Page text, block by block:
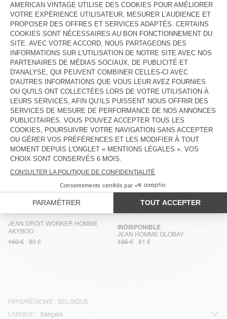
JEAN DROIT HOMME JOYBIRD
125 €
75 €
JEAN DROIT HOMME JOYBIRD
100 €
40 €
JEAN CARROT HOMME IVAGOOD
100 €
50 €
JEAN DROIT HOMME JOYBIRD
125 €
52,50 €
JEAN HOMME ASTURY
115 €
41,40 €
JEAN HOMME TINEBOROW
115 €
40,25 €
SALOPETTE HOMME SNOPDOG -
20 YEARS
225 €
135 €
JEAN CARROT HOMME JOYBIRD
110 € 66 €
JEAN WORKER HOMME YOPDAY
130 €
78 €
JEAN DROIT HOMME YOPDAY
100 €
JEAN DROIT HOMME YOPDAY
66 €
JEAN BIG CARROT HOMME
KATSFACTION
62,50 €
JEAN DROIT WORKER HOMME
AKYBOO
160 €
80 €
JEAN HOMME GLOBAY
INDISPONIBLE
135 € 81 €
PAYS/RÉGIONS : BELGIQUE
LANGUE :